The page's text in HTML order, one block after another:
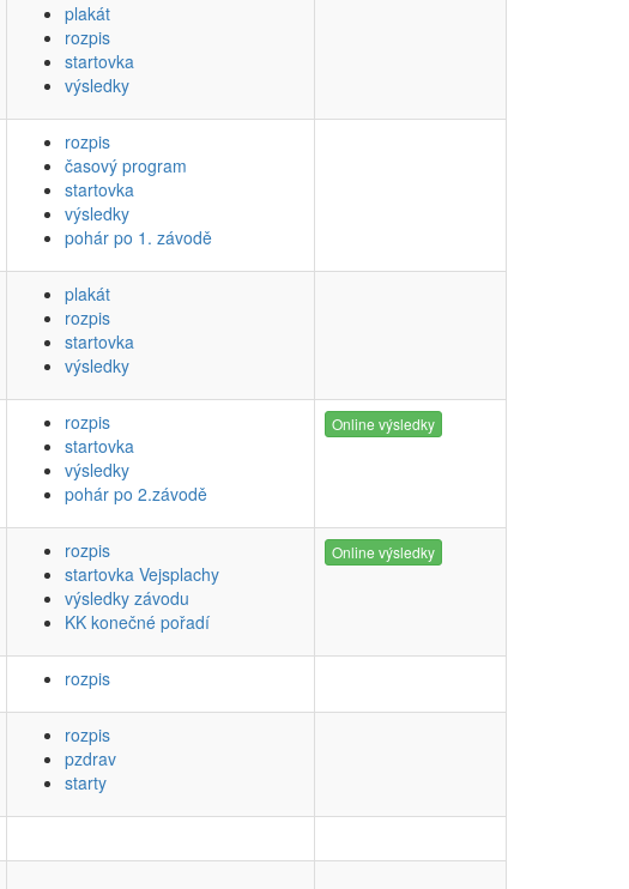
plakát
rozpis
startovka
výsledky
rozpis
časový program
startovka
výsledky
pohár po 1. závodě
plakát
rozpis
startovka
výsledky
rozpis
startovka
výsledky
pohár po 2.závodě
Online výsledky
rozpis
startovka Vejsplachy
výsledky závodu
KK konečné pořadí
Online výsledky
rozpis
rozpis
pzdrav
starty